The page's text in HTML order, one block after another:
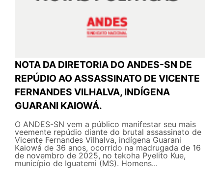
NOTA DA DIRETORIA DO ANDES-SN DE
REPÚDIO AO ASSASSINATO DE VICENTE
FERNANDES VILHALVA, INDÍGENA
GUARANI KAIOWÁ.
O ANDES-SN vem a público manifestar seu mais
veemente repúdio diante do brutal assassinato de
Vicente Fernandes Vilhalva, indígena Guarani
Kaiowá de 36 anos, ocorrido na madrugada de 16
de novembro de 2025, no tekoha Pyelito Kue,
município de Iguatemi (MS). Homens...